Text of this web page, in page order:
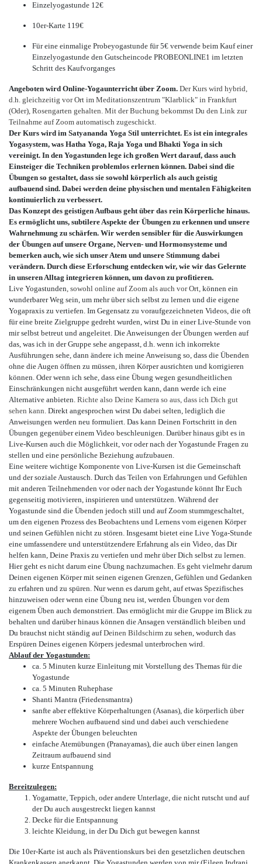
Einzelyogastunde 12€
10er-Karte 119€
Für eine einmalige Probeyogastunde für 5€ verwende beim Kauf einer
Einzelyogastunde den Gutscheincode PROBEONLINE1 im letzten
Schritt des Kaufvorganges
Angeboten wird Online-Yogaunterricht über Zoom. Der Kurs wird hybrid,
d.h. gleichzeitig vor Ort im Meditationszentrum "Klarblick" in Frankfurt
(Oder), Rosengarten gehalten. Mit der Buchung bekommst Du den Link zur
Teilnahme auf Zoom automatisch zugeschickt.
Der Kurs wird im Satyananda Yoga Stil unterrichtet. Es ist ein integrales
Yogasystem, was Hatha Yoga, Raja Yoga und Bhakti Yoga in sich
vereinigt. In den Yogastunden lege ich großen Wert darauf, dass auch
Einsteiger die Techniken problemlos erlernen können. Dabei sind die
Übungen so gestaltet, dass sie sowohl körperlich als auch geistig
aufbauend sind. Dabei werden deine physischen und mentalen Fähigkeiten
kontinuierlich zu verbessert.
Das Konzept des geistigen Aufbaus geht über das rein Körperliche hinaus.
Es ermöglicht uns, subtilere Aspekte der Übungen zu erkennen und unsere
Wahrnehmung zu schärfen. Wir werden sensibler für die Auswirkungen
der Übungen auf unsere Organe, Nerven- und Hormonsysteme und
bemerken auch, wie sich unser Atem und unsere Stimmung dabei
verändern. Durch diese Erforschung entdecken wir, wie wir das Gelernte
in unseren Alltag integrieren können, um davon zu profitieren.
Live Yogastunden, sowohl online auf Zoom als auch vor Ort, können ein
wunderbarer Weg sein, um mehr über sich selbst zu lernen und die eigene
Yogapraxis zu vertiefen. Im Gegensatz zu voraufgezeichneten Videos, die oft
für eine breite Zielgruppe gedreht wurden, wirst Du in einer Live-Stunde von
mir selbst betreut und angeleitet. Die Anweisungen der Übungen werden auf
das, was ich in der Gruppe sehe angepasst, d.h. wenn ich inkorrekte
Ausführungen sehe, dann ändere ich meine Anweisung so, dass die Übenden
ohne die Augen öffnen zu müssen, ihren Körper ausrichten und korrigieren
können. Oder wenn ich sehe, dass eine Übung wegen gesundheitlichen
Einschränkungen nicht ausgeführt werden kann, dann werde ich eine
Alternative anbieten. Richte also Deine Kamera so aus, dass ich Dich gut
sehen kann. Direkt angesprochen wirst Du dabei selten, lediglich die
Anweisungen werden neu formuliert. Das kann Deinen Fortschritt in den
Übungen gegenüber einem Video beschleunigen. Darüber hinaus gibt es in
Live-Kursen auch die Möglichkeit, vor oder nach der Yogastunde Fragen zu
stellen und eine persönliche Beziehung aufzubauen.
Eine weitere wichtige Komponente von Live-Kursen ist die Gemeinschaft
und der soziale Austausch. Durch das Teilen von Erfahrungen und Gefühlen
mit anderen Teilnehmenden vor oder nach der Yogastunde könnt Ihr Euch
gegenseitig motivieren, inspirieren und unterstützen. Während der
Yogastunde sind die Übenden jedoch still und auf Zoom stummgeschaltet,
um den eigenen Prozess des Beobachtens und Lernens vom eigenen Körper
und seinen Gefühlen nicht zu stören. Insgesamt bietet eine Live Yoga-Stunde
eine umfassendere und unterstützendere Erfahrung als ein Video, das Dir
helfen kann, Deine Praxis zu vertiefen und mehr über Dich selbst zu lernen.
Hier geht es nicht darum eine Übung nachzumachen. Es geht vielmehr darum
Deinen eigenen Körper mit seinen eigenen Grenzen, Gefühlen und Gedanken
zu erfahren und zu spüren. Nur wenn es darum geht, auf etwas Spezifisches
hinzuweisen oder wenn eine Übung neu ist, werden Übungen vor dem
eigenem Üben auch demonstriert. Das ermöglicht mir die Gruppe im Blick zu
behalten und darüber hinaus können die Ansagen verständlich bleiben und
Du brauchst nicht ständig aufDeinen Bildschirm zu sehen, wodurch das
Erspüren Deines eigenen Körpers jedesmal unterbrochen wird.
Ablauf der Yogastunden:
ca. 5 Minuten kurze Einleitung mit Vorstellung des Themas für die
Yogastunde
ca. 5 Minuten Ruhephase
Shanti Mantra (Friedensmantra)
sanfte aber effektive Körperhaltungen (Asanas), die körperlich über
mehrere Wochen aufbauend sind und dabei auch verschiedene
Aspekte der Übungen beleuchten
einfache Atemübungen (Pranayamas), die auch über einen langen
Zeitraum aufbauend sind
kurze Entspannung
Bereitzulegen:
Yogamatte, Teppich, oder andere Unterlage, die nicht rutscht und auf
der Du auch ausgestreckt liegen kannst
Decke für die Entspannung
leichte Kleidung, in der Du Dich gut bewegen kannst
Die 10er-Karte ist auch als Präventionskurs bei den gesetzlichen deutschen